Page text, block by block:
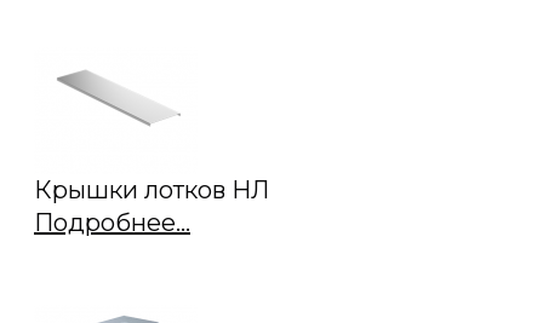
Крышки лотков НЛ
Подробнее...